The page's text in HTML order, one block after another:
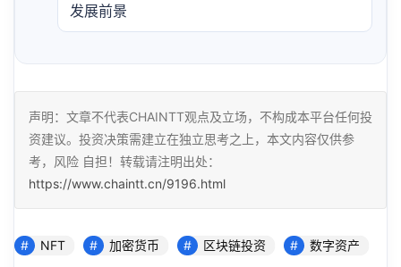
发展前景
声明：文章不代表CHAINTT观点及立场，不构成本平台任何投
资建议。投资决策需建立在独立思考之上，本文内容仅供参
考，风险 自担！转载请注明出处：
https://www.chaintt.cn/9196.html
NFT 加密货币 区块链投资 数字资产